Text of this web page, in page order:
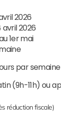
2026
avril 2026
1er mai
par semaine
(9h-11h) ou
réduction fiscale)